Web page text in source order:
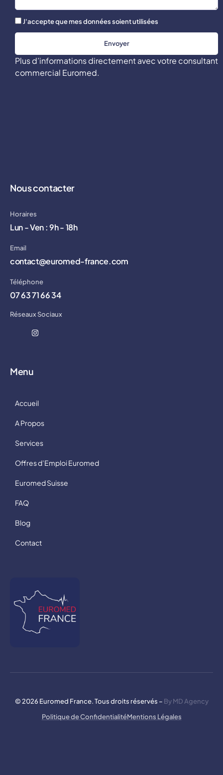
J'accepte que mes données soient utilisées
Envoyer
Plus d’informations directement avec votre consultant
commercial Euromed.
Nous contacter
Horaires
Lun - Ven : 9h - 18h
Email
contact@euromed-france.com
Téléphone
07 63 71 66 34
Réseaux Sociaux
Menu
Accueil
A Propos
Services
Offres d’Emploi Euromed
Euromed Suisse
FAQ
Blog
Contact
© 2026 Euromed France. Tous droits réservés – By MD Agency
Politique de ConfidentialitéMentions Légales